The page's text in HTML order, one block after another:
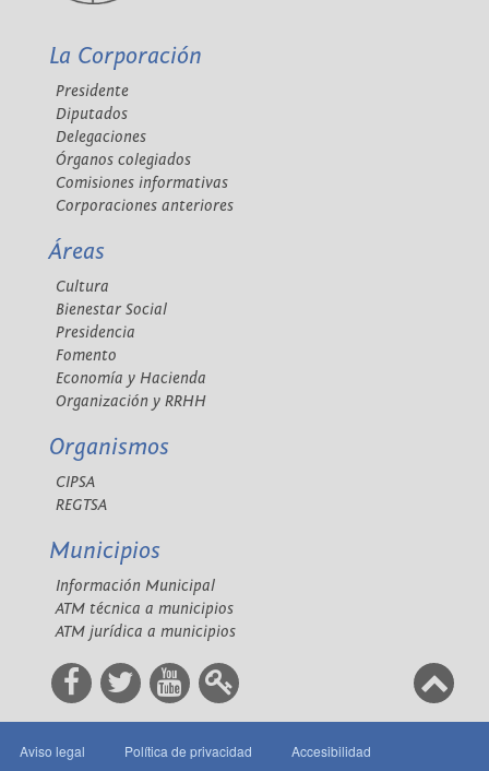
La Corporación
Presidente
Diputados
Delegaciones
Órganos colegiados
Comisiones informativas
Corporaciones anteriores
Áreas
Cultura
Bienestar Social
Presidencia
Fomento
Economía y Hacienda
Organización y RRHH
Organismos
CIPSA
REGTSA
Municipios
Información Municipal
ATM técnica a municipios
ATM jurídica a municipios
Aviso legal Política de privacidad Accesibilidad